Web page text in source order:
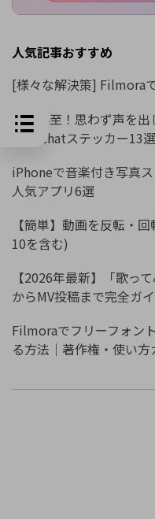
人気記事おすすめ
[様々な解決策] Filmora
爆笑必至！思わず声を
Snapchatステッカー13選
iPhoneで音楽付き写真
人気アプリ6選
【簡単】動画を反転・
10を含む)
【2026年最新】「歌っ
からMV投稿まで完全ガ
Filmoraでフリーフォン
る方法｜著作権・使い方